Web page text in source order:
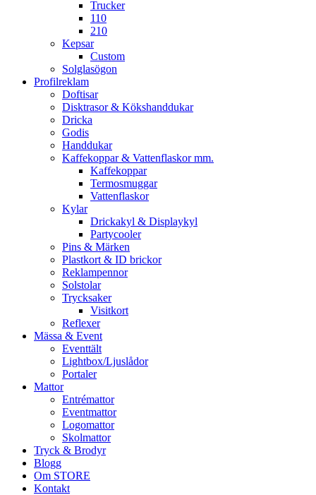
Trucker
110
210
Kepsar
Custom
Solglasögon
Profilreklam
Doftisar
Disktrasor & Kökshanddukar
Dricka
Godis
Handdukar
Kaffekoppar & Vattenflaskor mm.
Kaffekoppar
Termosmuggar
Vattenflaskor
Kylar
Drickakyl & Displaykyl
Partycooler
Pins & Märken
Plastkort & ID brickor
Reklampennor
Solstolar
Trycksaker
Visitkort
Reflexer
Mässa & Event
Eventtält
Lightbox/Ljuslådor
Portaler
Mattor
Entrémattor
Eventmattor
Logomattor
Skolmattor
Tryck & Brodyr
Blogg
Om STORE
Kontakt